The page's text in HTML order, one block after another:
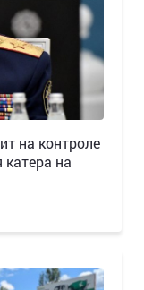
на контроле
катера на